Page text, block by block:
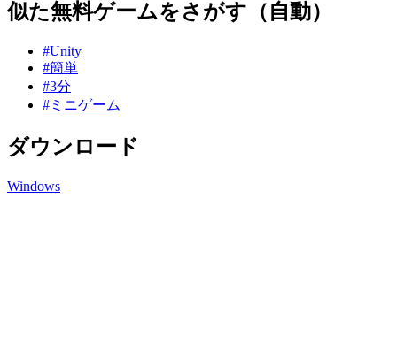
似た無料ゲームをさがす（自動）
#Unity
#簡単
#3分
#ミニゲーム
ダウンロード
Windows